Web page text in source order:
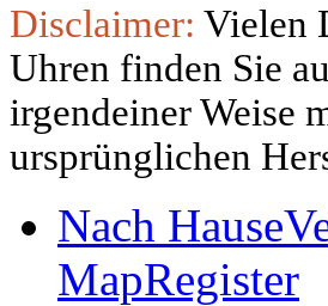
Disclaimer: Vielen
Uhren finden Sie
irgendeiner Weise
ursprünglichen
Nach Hause
MapRegister